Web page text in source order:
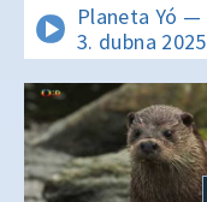
Planeta Yó —
3. dubna 2025
16:00